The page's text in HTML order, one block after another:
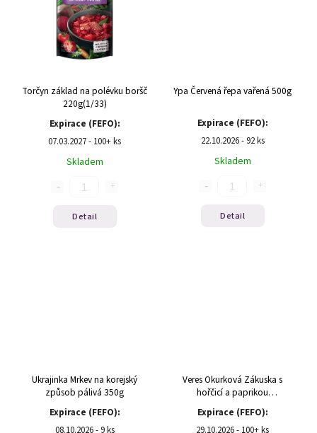
Torčyn základ na polévku boršč
220g(1/33)
Expirace (FEFO):
07.03.2027 - 100+ ks
Skladem
Detail
Ypa Červená řepa vařená 500g
Expirace (FEFO):
22.10.2026 - 92 ks
Skladem
Detail
Ukrajinka Mrkev na korejský
způsob pálivá 350g
Expirace (FEFO):
08.10.2026 - 9 ks
Veres Okurková Zákuska s
hořčicí a paprikou
Expirace (FEFO):
29.10.2026 - 100+ ks